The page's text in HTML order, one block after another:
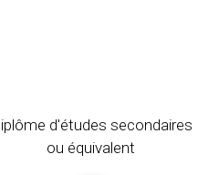
d'études secondaires
ou équivalent